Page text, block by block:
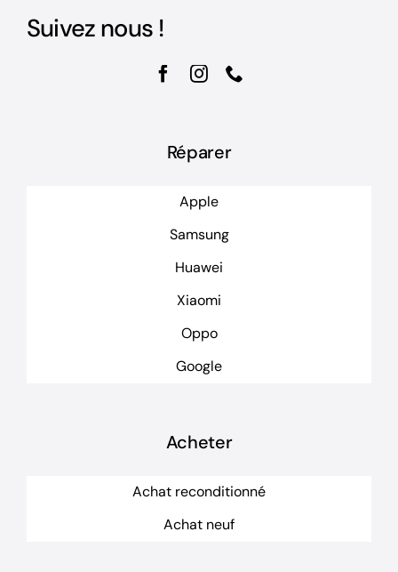
Suivez nous !
Réparer
Apple
Samsung
Huawei
Xiaomi
Oppo
Google
Acheter
Achat reconditionné
Achat neuf